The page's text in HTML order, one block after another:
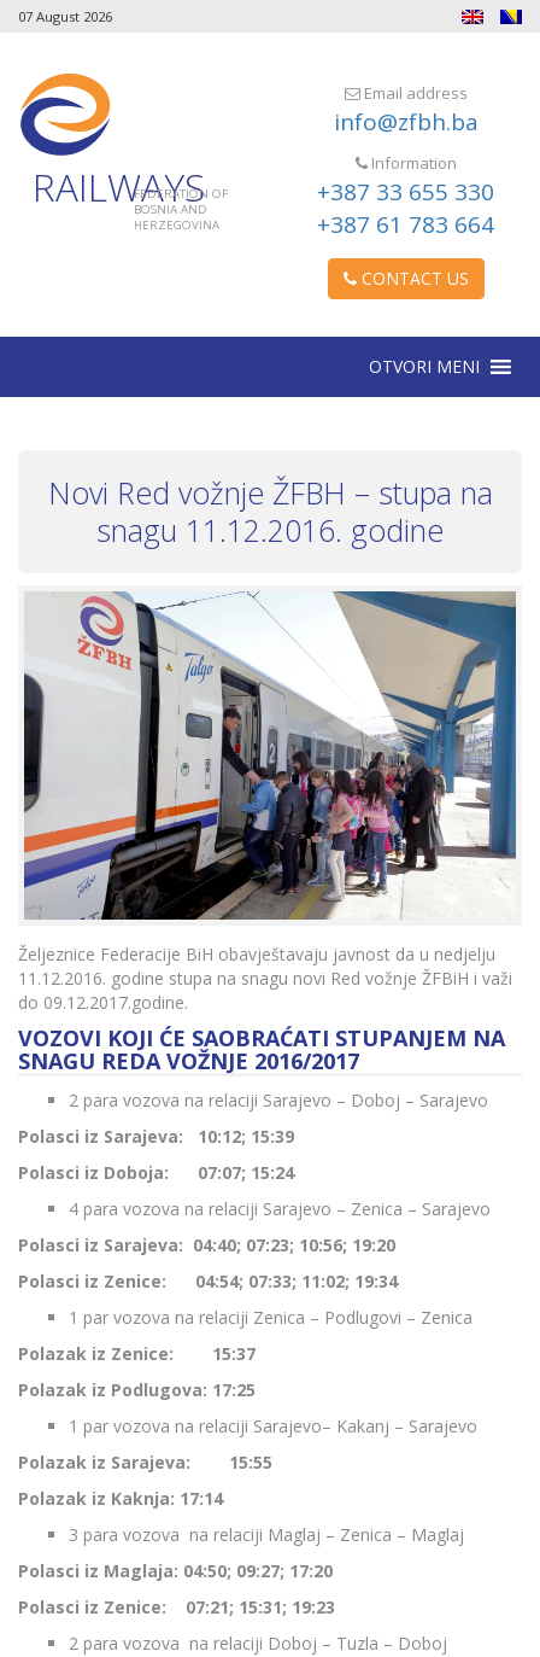
07 August 2026
RAILWAYS
FEDERATION OF
BOSNIA AND
HERZEGOVINA
Email address
info@zfbh.ba
Information
+387 33 655 330
+387 61 783 664
CONTACT US
OTVORI MENI
Novi Red vožnje ŽFBH – stupa na
snagu 11.12.2016. godine
Željeznice Federacije BiH obavještavaju javnost da u nedjelju
11.12.2016. godine stupa na snagu novi Red vožnje ŽFBiH i važi
do 09.12.2017.godine.
VOZOVI KOJI ĆE SAOBRAĆATI STUPANJEM NA
SNAGU REDA VOŽNJE 2016/2017
2 para vozova na relaciji Sarajevo – Doboj – Sarajevo
Polasci iz Sarajeva: 10:12; 15:39
Polasci iz Doboja: 07:07; 15:24
4 para vozova na relaciji Sarajevo – Zenica – Sarajevo
Polasci iz Sarajeva: 04:40; 07:23; 10:56; 19:20
Polasci iz Zenice: 04:54; 07:33; 11:02; 19:34
1 par vozova na relaciji Zenica – Podlugovi – Zenica
Polazak iz Zenice: 15:37
Polazak iz Podlugova: 17:25
1 par vozova na relaciji Sarajevo– Kakanj – Sarajevo
Polazak iz Sarajeva: 15:55
Polazak iz Kaknja: 17:14
3 para vozova na relaciji Maglaj – Zenica – Maglaj
Polasci iz Maglaja: 04:50; 09:27; 17:20
Polasci iz Zenice: 07:21; 15:31; 19:23
2 para vozova na relaciji Doboj – Tuzla – Doboj